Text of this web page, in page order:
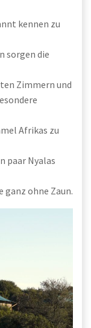
kennen zu
sorgen die
Zimmern und
Afrikas zu
paar Nyalas
ganz ohne Zaun.